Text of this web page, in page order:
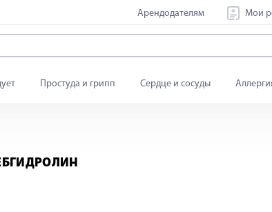
Арендодателям Мои
Простуда и грипп Сердце и сосуды